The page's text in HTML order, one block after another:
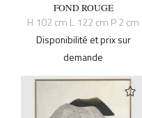
FOND ROUGE
H 102 cm L 122 cm P 2 cm
Disponibilité et prix sur
demande